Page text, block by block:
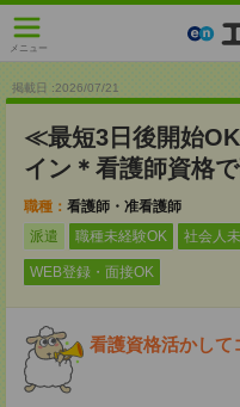
メニュー
掲載日 :2026/07/21
≪最短3日後開始
イン＊看護師資格
職種： 看護師・准看護師
派遣
職種未経験OK 社会人
WEB登録・面接OK
看護資格活かして